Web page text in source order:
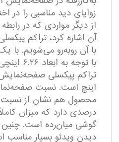
زوایای دید مناسبی را در
از دیگر مواردی که در
آن اشاره کرد، تراکم
با آن روبه‌رو می‌شویم.
درصدی دارد که میزان
گوشی میان‌رده است.
دیدن ویدئو بسیار مناسب